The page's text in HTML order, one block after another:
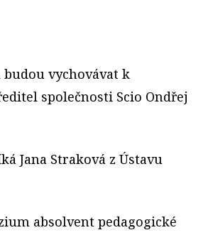
vychovávat k
společnosti Scio Ondřej
Jana Straková z Ústavu
absolvent pedagogické